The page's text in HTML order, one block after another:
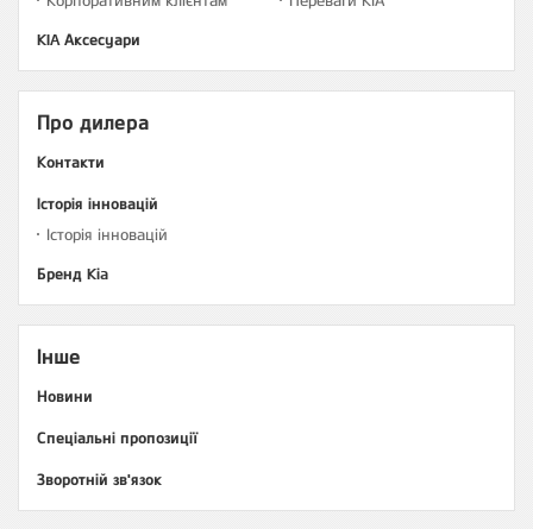
KIA Аксесуари
Про дилера
Контакти
Історія інновацій
Історія інновацій
Бренд Kia
Інше
Новини
Спеціальні пропозиції
Зворотній зв'язок